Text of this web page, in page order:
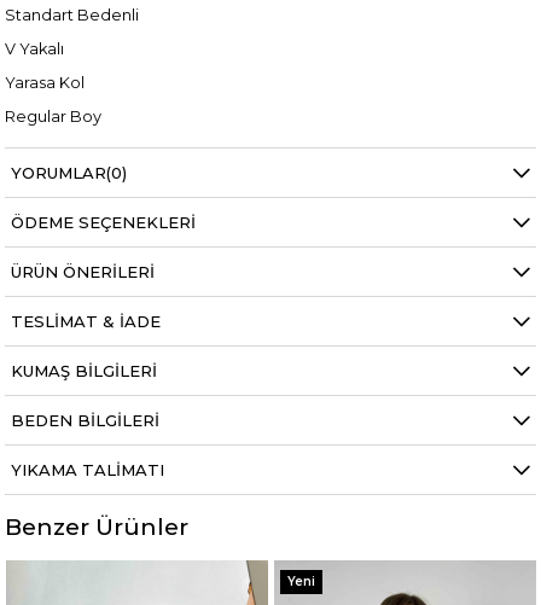
Standart Bedenli
V Yakalı
Yarasa Kol
Regular Boy
Manken ölçüleri ise;
Mankenimiz L beden giymiştir
Boy 1.68 cm
YORUMLAR(0)
ÖDEME SEÇENEKLERI
ÜRÜN ÖNERILERI
TESLIMAT & İADE
KUMAŞ BILGILERI
BEDEN BILGILERI
YIKAMA TALIMATI
Benzer Ürünler